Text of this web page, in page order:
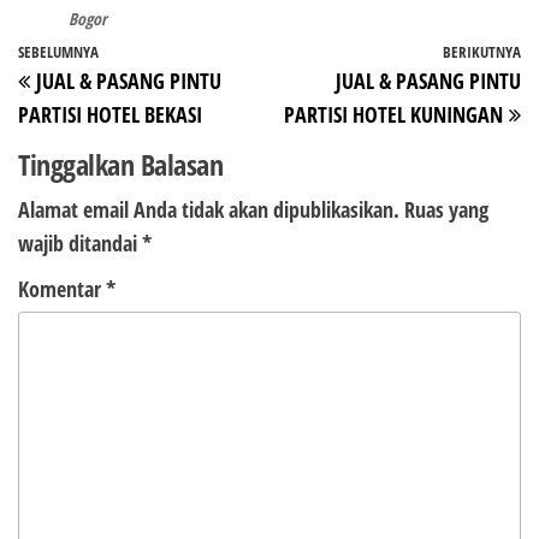
Bogor
Navigasi
pos
Pos
Sebelumnya
SEBELUMNYA
JUAL & PASANG PINTU
PARTISI HOTEL BEKASI
BERIKUTNYA
JUAL & PASANG PINTU
PARTISI HOTEL KUNINGAN
Tinggalkan Balasan
Alamat email Anda tidak akan dipublikasikan. Ruas yang
wajib ditandai*
Komentar*